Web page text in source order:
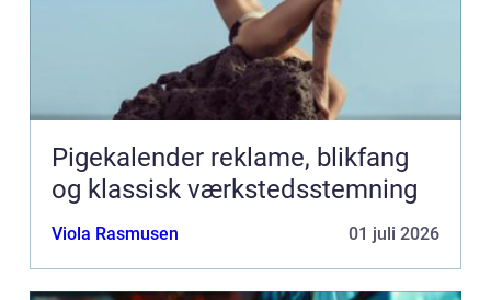
Pigekalender reklame, blikfang
og klassisk værkstedsstemning
Viola Rasmusen 01 juli 2026